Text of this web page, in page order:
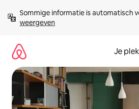
direct
naar
Sommige informatie is automatisch
weergeven
Je